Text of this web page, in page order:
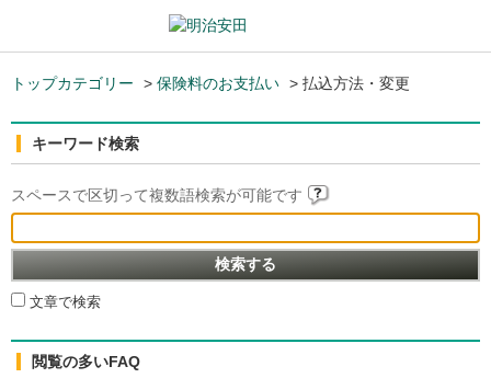
トップカテゴリー > 保険料のお支払い > 払込方法・変更
キーワード検索
スペースで区切って複数語検索が可能です
文章で検索
閲覧の多いFAQ